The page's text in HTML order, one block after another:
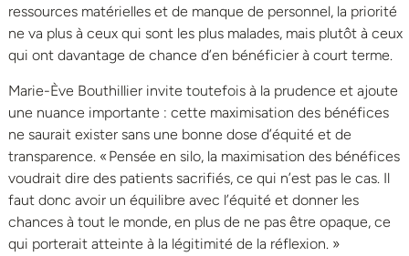
ressources matérielles et de manque de personnel, la priorité
ne va plus à ceux qui sont les plus malades, mais plutôt à ceux
qui ont davantage de chance d’en bénéficier à court terme.
Marie-Ève Bouthillier invite toutefois à la prudence et ajoute
une nuance importante : cette maximisation des bénéfices
ne saurait exister sans une bonne dose d’équité et de
transparence. « Pensée en silo, la maximisation des bénéfices
voudrait dire des patients sacrifiés, ce qui n’est pas le cas. Il
faut donc avoir un équilibre avec l’équité et donner les
chances à tout le monde, en plus de ne pas être opaque, ce
qui porterait atteinte à la légitimité de la réflexion. »